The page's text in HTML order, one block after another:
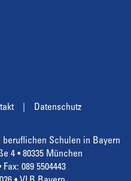
Datenschutz
beruflichen Schulen in Bayern
4 • 80335 München
Fax: 089 5504443